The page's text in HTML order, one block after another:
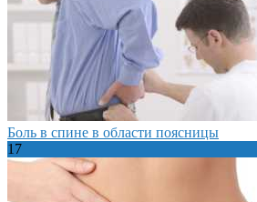
Боль в спине в области поясницы
17